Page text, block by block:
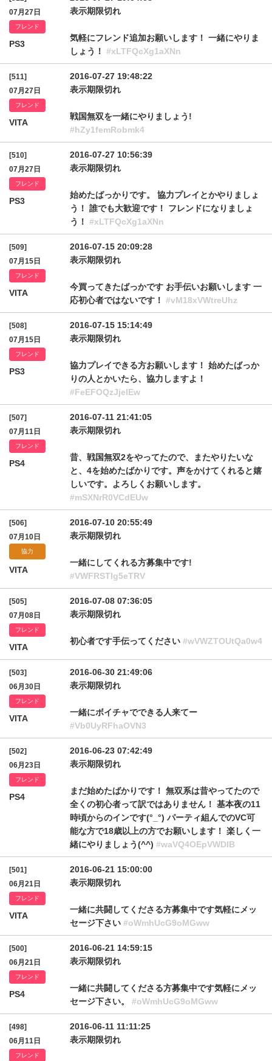
07月27日
フレンド
PS3
表示期限切れ
気軽にフレンド追加お願いします！ 一緒にやりま
しょう！ #xLTFQcXg1aXNn
[511]
07月27日
フレンド
VITA
2016-07-27 19:48:22
表示期限切れ
戦国無双を一緒にやりましょう!
#hZy1femRobmk4
[510]
07月27日
フレンド
PS3
2016-07-27 10:56:39
表示期限切れ
始めたばっかりです。 協力プレイとかやりましょ
う！ 誰でも大歓迎です！ フレンドになりましょ
う！ #xLTFQcXg1aXNn
[509]
07月15日
フレンド
VITA
2016-07-15 20:09:28
表示期限切れ
今買ってきたばっかです お手伝いお願いします 一
応初心者ではないです！ #vM18xVWtreUhz
[508]
07月15日
フレンド
PS3
2016-07-15 15:14:49
表示期限切れ
協力プレイできる方お願いします！ 始めたばっか
りの人とかいたら、協力しますよ！
#FeEFOQzJjelEw
[507]
07月11日
フレンド
PS4
2016-07-11 21:41:05
表示期限切れ
昔、戦国無双2をやってたので、またやりたいな
と、4を始めたばかりです。声をかけてくれると嬉
しいです。よろしくお願いします。
#mSXNrR0VCdEUw
[506]
07月10日
協力
VITA
2016-07-10 20:55:49
表示期限切れ
一緒にしてくれる方募集中です!
#VWFRSTlg5eTRV
[505]
07月08日
フレンド
VITA
2016-07-08 07:36:05
表示期限切れ
初心者です手伝ってください #wVWZTOUtQa0w4
[503]
06月30日
フレンド
VITA
2016-06-30 21:49:06
表示期限切れ
一緒にボイチャでできる人来てー
#Vb0UyRFhaOVN3
[502]
06月23日
フレンド
PS4
2016-06-23 07:42:49
表示期限切れ
まだ始めたばかりです！ 無双系は昔やってたので
全くの初心者って訳ではありません！ 基本夜の11
時頃からのインです(°_°) パーティ組んでのVC可
能な方で18歳以上の方でお願いします！ 楽しく一
緒にやりましょう(^^) #waVQ4OEpVWDlB
[501]
06月21日
フレンド
VITA
2016-06-21 15:00:00
表示期限切れ
一緒に共闘してくださる方募集中です気軽にメッ
セージ下さい #oWmhUcG9oMGww
[500]
06月21日
フレンド
PS4
2016-06-21 14:59:15
表示期限切れ
一緒に共闘してくださる方募集中です気軽にメッ
セージ下さい。 #oWmhUcG9oMGww
[498]
06月11日
フレンド
2016-06-11 11:11:25
表示期限切れ